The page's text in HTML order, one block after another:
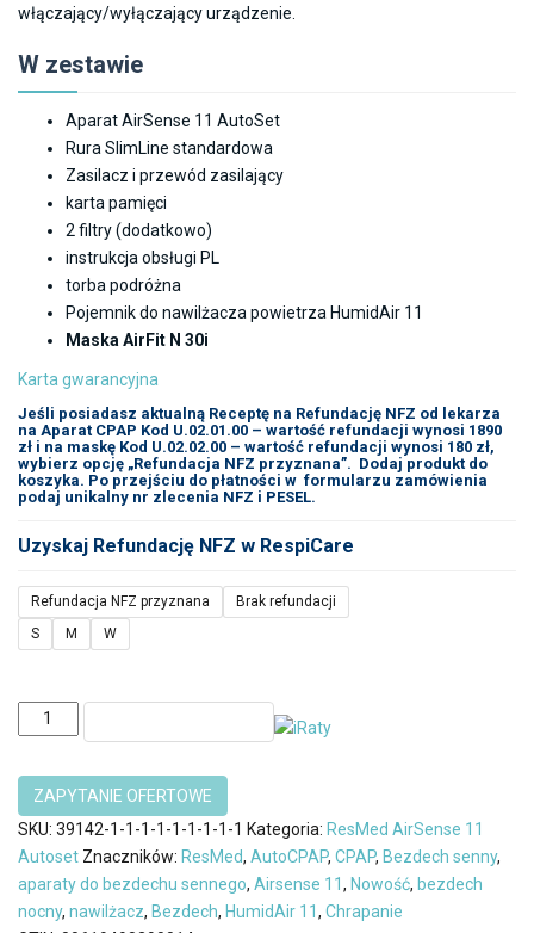
włączający/wyłączający urządzenie.
W zestawie
Aparat AirSense 11 AutoSet
Rura SlimLine standardowa
Zasilacz i przewód zasilający
karta pamięci
2 filtry (dodatkowo)
instrukcja obsługi PL
torba podróżna
Pojemnik do nawilżacza powietrza HumidAir 11
Maska AirFit N 30i
Karta gwarancyjna
Jeśli posiadasz aktualną Receptę na Refundację NFZ od lekarza
na Aparat CPAP Kod U.02.01.00 – wartość refundacji wynosi 1890
zł i na maskę Kod U.02.02.00 – wartość refundacji wynosi 180 zł,
wybierz opcję „Refundacja NFZ przyznana”. Dodaj produkt do
koszyka. Po przejściu do płatności w formularzu zamówienia
podaj unikalny nr zlecenia NFZ i PESEL.
Uzyskaj Refundację NFZ w RespiCare
Refundacja NFZ przyznana
Brak refundacji
S
M W
ilość
ResMed
11
AutoSet
z
Nawilżaczem
Maska
SKU: 39142-1-1-1-1-1-1-1-1-1 Kategoria: ResMed AirSense 11
Autoset Znaczników: ResMed, AutoCPAP, CPAP, Bezdech senny,
aparaty do bezdechu sennego, Airsense 11, Nowość, bezdech
nocny, nawilżacz, Bezdech, HumidAir 11, Chrapanie